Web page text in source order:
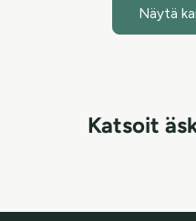
Näytä
Katsoit